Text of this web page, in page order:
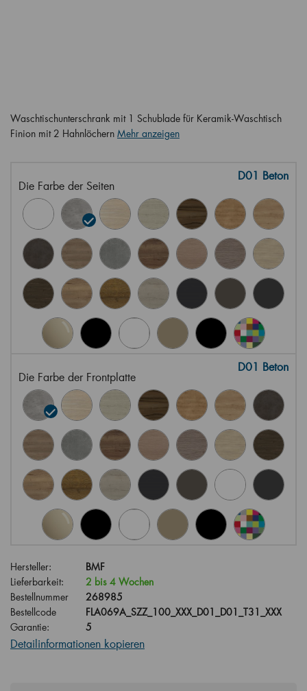
Waschtischunterschrank mit 1 Schublade für Keramik-Waschtisch
Finion mit 2 Hahnlöchern Mehr anzeigen
Die Farbe der Seiten
D01 Beton
Die Farbe der Frontplatte
D01 Beton
Hersteller:
BMF
Lieferbarkeit:
2 bis 4 Wochen
Bestellnummer
268985
Bestellcode
FLA069A_SZZ_100_XXX_D01_D01_T31_XXX
Garantie:
5
Detailinformationen kopieren